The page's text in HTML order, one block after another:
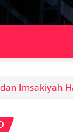
Imsakiyah